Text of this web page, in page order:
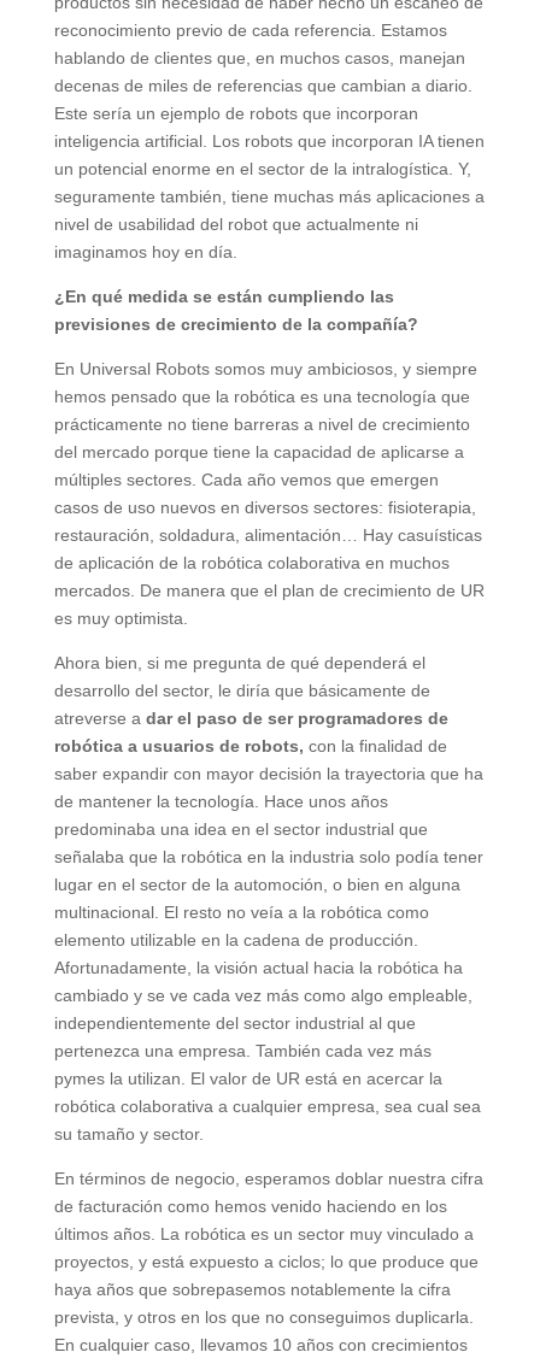
reconocimiento previo de cada referencia. Estamos
hablando de clientes que, en muchos casos, manejan
decenas de miles de referencias que cambian a diario.
Este sería un ejemplo de robots que incorporan
inteligencia artificial. Los robots que incorporan IA tienen
un potencial enorme en el sector de la intralogística. Y,
seguramente también, tiene muchas más aplicaciones a
nivel de usabilidad del robot que actualmente ni
imaginamos hoy en día.
¿En qué medida se están cumpliendo las
previsiones de crecimiento de la compañía?
En Universal Robots somos muy ambiciosos, y siempre
hemos pensado que la robótica es una tecnología que
prácticamente no tiene barreras a nivel de crecimiento
del mercado porque tiene la capacidad de aplicarse a
múltiples sectores. Cada año vemos que emergen
casos de uso nuevos en diversos sectores: fisioterapia,
restauración, soldadura, alimentación… Hay casuísticas
de aplicación de la robótica colaborativa en muchos
mercados. De manera que el plan de crecimiento de UR
es muy optimista.
Ahora bien, si me pregunta de qué dependerá el
desarrollo del sector, le diría que básicamente de
atreverse a dar el paso de ser programadores de
robótica a usuarios de robots, con la finalidad de
saber expandir con mayor decisión la trayectoria que ha
de mantener la tecnología. Hace unos años
predominaba una idea en el sector industrial que
señalaba que la robótica en la industria solo podía tener
lugar en el sector de la automoción, o bien en alguna
multinacional. El resto no veía a la robótica como
elemento utilizable en la cadena de producción.
Afortunadamente, la visión actual hacia la robótica ha
cambiado y se ve cada vez más como algo empleable,
independientemente del sector industrial al que
pertenezca una empresa. También cada vez más
pymes la utilizan. El valor de UR está en acercar la
robótica colaborativa a cualquier empresa, sea cual sea
su tamaño y sector.
En términos de negocio, esperamos doblar nuestra cifra
de facturación como hemos venido haciendo en los
últimos años. La robótica es un sector muy vinculado a
proyectos, y está expuesto a ciclos; lo que produce que
haya años que sobrepasemos notablemente la cifra
prevista, y otros en los que no conseguimos duplicarla.
En cualquier caso, llevamos 10 años con crecimientos